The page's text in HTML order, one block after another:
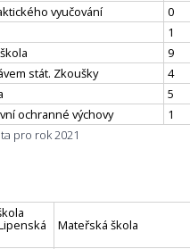
vyučování
0
1
9
stát. Zkoušky
4
5
ochranné výchovy
1
pro rok 2021
Mateřská škola